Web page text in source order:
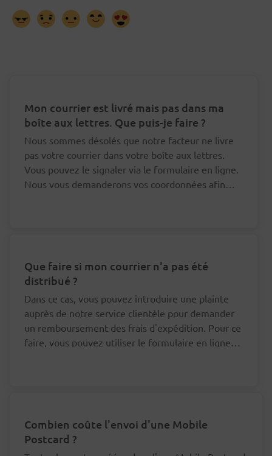
Mon courrier est livré mais pas dans ma
boîte aux lettres. Que puis-je faire ?
Nous sommes désolés que notre facteur ne livre
pas votre courrier dans votre boîte aux lettres.
Vous pouvez le signaler via le formulaire en ligne.
Nous vous demanderons vos coordonnées afin
Que faire si mon courrier n'a pas été
distribué ?
Dans ce cas, vous pouvez introduire une plainte
auprès de notre service clientèle pour demander
un remboursement des frais d'expédition. Pour ce
faire, vous pouvez utiliser le formulaire en ligne
Combien coûte l'envoi d'une Mobile
Postcard ?